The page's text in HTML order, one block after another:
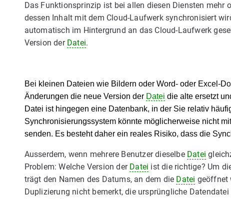
Das Funktionsprinzip ist bei allen diesen Diensten mehr
dessen Inhalt mit dem Cloud-Laufwerk synchronisiert
automatisch im Hintergrund an das Cloud-Laufwerk
Version der Datei.
Bei kleinen Dateien wie Bildern oder Word- oder Excel-
Änderungen die neue Version der Datei die alte ersetzt
Datei ist hingegen eine Datenbank, in der Sie relativ
Synchronisierungssystem könnte möglicherweise nicht
senden. Es besteht daher ein reales Risiko, dass die
Ausserdem, wenn mehrere Benutzer dieselbe Datei
Problem: Welche Version der Datei ist die richtige? Um
trägt den Namen des Datums, an dem die Datei geöffnet
Duplizierung nicht bemerkt, die ursprüngliche